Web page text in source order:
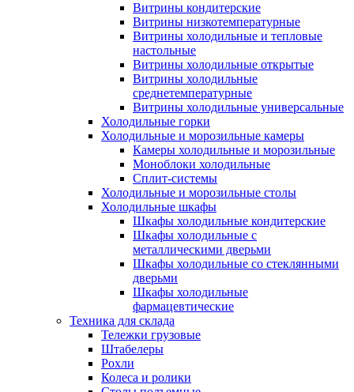
Витрины кондитерские
Витрины низкотемпературные
Витрины холодильные и тепловые
настольные
Витрины холодильные открытые
Витрины холодильные
среднетемпературные
Витрины холодильные универсальные
Холодильные горки
Холодильные и морозильные камеры
Камеры холодильные и морозильные
Моноблоки холодильные
Сплит-системы
Холодильные и морозильные столы
Холодильные шкафы
Шкафы холодильные кондитерские
Шкафы холодильные с
металлическими дверьми
Шкафы холодильные со стеклянными
дверьми
Шкафы холодильные
фармацевтические
Техника для склада
Тележки грузовые
Штабелеры
Рохли
Колеса и ролики